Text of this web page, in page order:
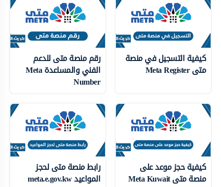
كيفية التسجيل في منصة
متى Meta Register
رقم منصة متى للدعم
الفني والمساعدة Meta
Number
كيفية حجز موعد على
منصة متى Meta Kuwait
رابط منصة متى لحجز
المواعيد meta.e.gov.kw